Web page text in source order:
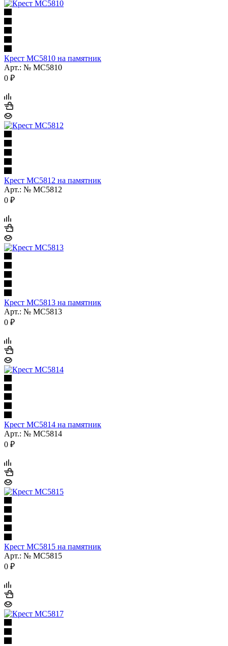
Крест МС5810 на памятник
Арт.: № МС5810
0 ₽
Крест МС5812 на памятник
Арт.: № МС5812
0 ₽
Крест МС5813 на памятник
Арт.: № МС5813
0 ₽
Крест МС5814 на памятник
Арт.: № МС5814
0 ₽
Крест МС5815 на памятник
Арт.: № МС5815
0 ₽